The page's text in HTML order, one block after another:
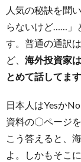
人気の秘訣を聞
らないけど……」
す。普通の通訳
ど、 海外投資家
とめて話してます
日本人はYesか
資料の〇ページ
こう答えると、
よ。しかもそこ